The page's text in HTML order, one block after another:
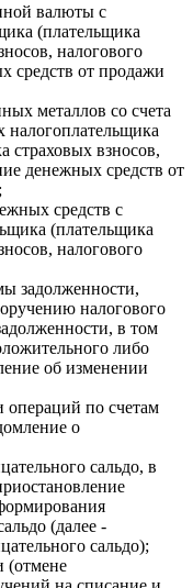
валюты с
(плательщика
налогового
средств от продажи
металлов со счета
налогоплательщика
страховых взносов,
денежных средств от
средств с
(плательщика
налогового
задолженности,
налогового
в том
либо
об изменении
операций по счетам
о
сальдо, в
(далее -
сальдо);
(отмене